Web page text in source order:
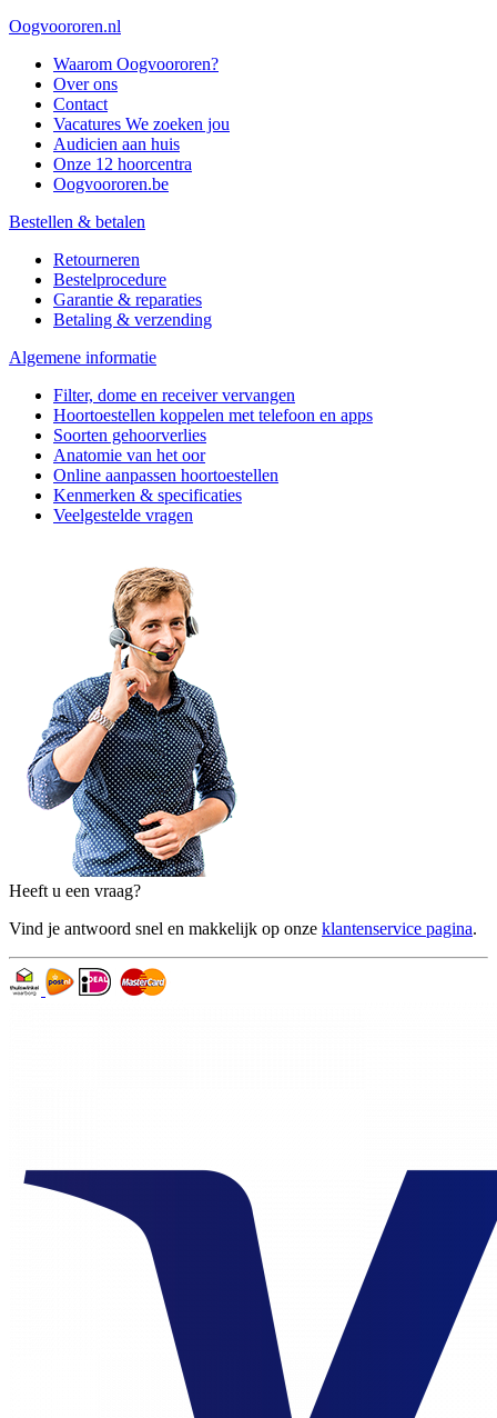
Oogvoororen.nl
Waarom Oogvoororen?
Over ons
Contact
Vacatures We zoeken jou
Audicien aan huis
Onze 12 hoorcentra
Oogvoororen.be
Bestellen & betalen
Retourneren
Bestelprocedure
Garantie & reparaties
Betaling & verzending
Algemene informatie
Filter, dome en receiver vervangen
Hoortoestellen koppelen met telefoon en apps
Soorten gehoorverlies
Anatomie van het oor
Online aanpassen hoortoestellen
Kenmerken & specificaties
Veelgestelde vragen
Heeft u een vraag?
Vind je antwoord snel en makkelijk op onze klantenservice pagina.